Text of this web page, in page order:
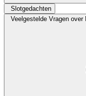
Slotgedachten
Veelgestelde Vragen over